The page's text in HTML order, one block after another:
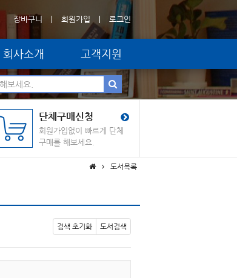
장바구니 회원가입 로그인
회사소개 고객지원
단체구매신청
회원가입없이 빠르게 단체
구매를 해보세요.
도서목록
검색 초기화 도서검색